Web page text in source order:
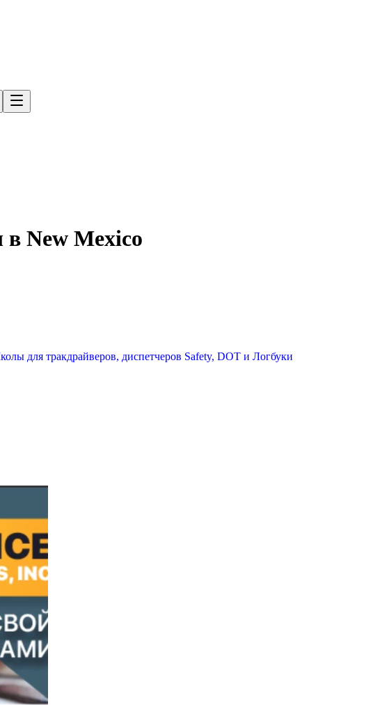
в New Mexico
для тракдрайверов, диспетчеров Safety, DOT и Логбуки